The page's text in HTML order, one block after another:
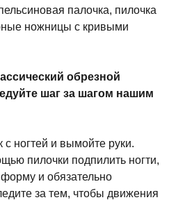
палочка, пилочка
ножницы с кривыми
обрезной
шаг за шагом нашим
с ногтей и вымойте руки.
пилочки подпилить ногти,
и обязательно
за тем, чтобы движения